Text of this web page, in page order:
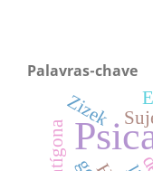
Palavras-chave
Antígona
Zizek